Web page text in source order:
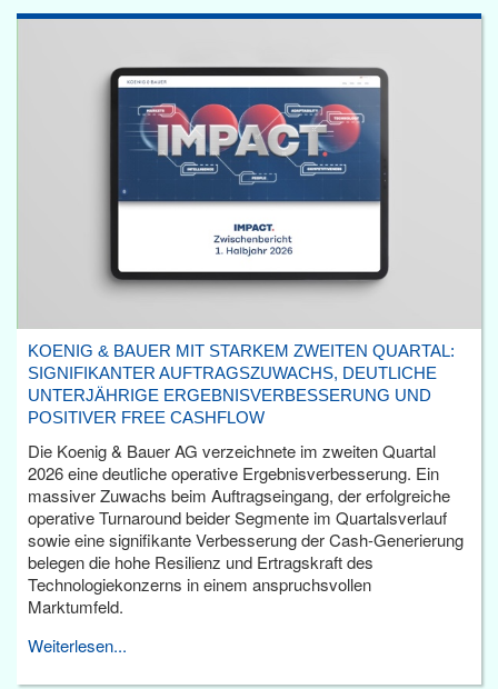
KOENIG & BAUER MIT STARKEM ZWEITEN QUARTAL:
SIGNIFIKANTER AUFTRAGSZUWACHS, DEUTLICHE
UNTERJÄHRIGE ERGEBNISVERBESSERUNG UND
POSITIVER FREE CASHFLOW
Die Koenig & Bauer AG verzeichnete im zweiten Quartal
2026 eine deutliche operative Ergebnisverbesserung. Ein
massiver Zuwachs beim Auftragseingang, der erfolgreiche
operative Turnaround beider Segmente im Quartalsverlauf
sowie eine signifikante Verbesserung der Cash-Generierung
belegen die hohe Resilienz und Ertragskraft des
Technologiekonzerns in einem anspruchsvollen
Marktumfeld.
Weiterlesen...